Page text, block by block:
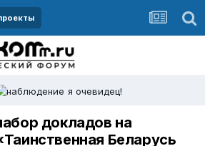
я очевидец!
докладов на
Беларусь